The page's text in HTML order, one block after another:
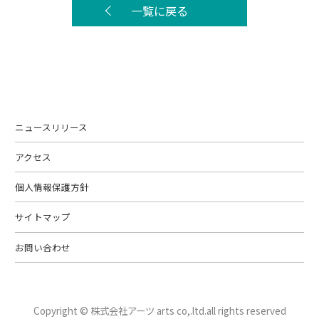
一覧に戻る
ニュースリリース
アクセス
個人情報保護方針
サイトマップ
お問い合わせ
Copyright © 株式会社アーツ arts co,.ltd.all rights reserved